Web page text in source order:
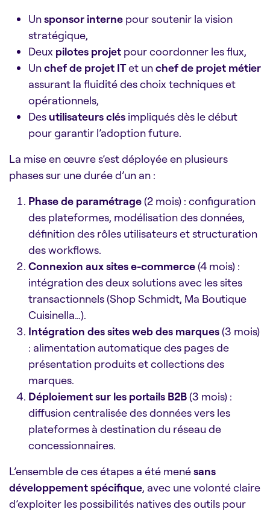
Unsponsor interne pour soutenir la vision
stratégique,
Deux pilotes projet pour coordonner les flux,
Unchef de projet ITet unchef de projet métier
assurant la fluidité des choix techniques et
opérationnels,
Des utilisateurs clés impliqués dès le début
pour garantir l’adoption future.
La mise en œuvre s’est déployée en plusieurs
phases sur une durée d’un an :
Phase de paramétrage(2 mois) : configuration
des plateformes, modélisation des données,
définition des rôles utilisateurs et structuration
des workflows.
Connexion aux sites e-commerce(4 mois) :
intégration des deux solutions avec les sites
transactionnels (Shop Schmidt, Ma Boutique
Cuisinella…).
Intégration des sites web des marques(3 mois)
: alimentation automatique des pages de
présentation produits et collections des
marques.
Déploiement sur les portails B2B(3 mois) :
diffusion centralisée des données vers les
plateformes à destination du réseau de
concessionnaires.
L’ensemble de ces étapes a été menésans
développement spécifique, avec une volonté claire
d’exploiter les possibilités natives des outils pour